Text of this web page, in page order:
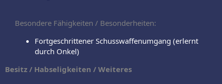
Besondere Fähigkeiten / Besonderheiten:
Fortgeschrittener Schusswaffenumgang (erlernt
durch Onkel)
Besitz / Habseligkeiten / Weiteres